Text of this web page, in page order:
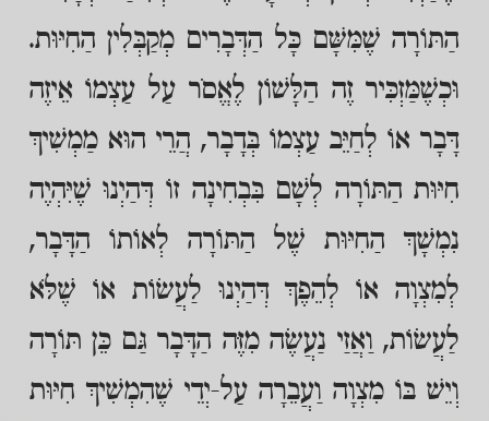
הַתּוֹרָה שֶׁמִּשָּׁם כָּל הַדְּבָרִים מְקַבְּלִין הַחִיּוּת.
וּכְשֶׁמַּזְכִּיר זֶה הַלָּשׁוֹן לֶאֱסֹר עַל עַצְמוֹ אֵיזֶה
דָּבָר אוֹ לְחַיֵּב עַצְמוֹ בְּדָבָר, הֲרֵי הוּא מַמְשִׁיךְ
חִיּוּת הַתּוֹרָה לְשָׁם בִּבְחִינָה זוֹ דְּהַיְנוּ שֶׁיִּהְיֶה
נִמְשָׁךְ הַחִיּוּת שֶׁל הַתּוֹרָה לְאוֹתוֹ הַדָּבָר,
לְמִצְוָה אוֹ לְהֵפֶךְ דְּהַיְנוּ לַעֲשׂוֹת אוֹ שֶׁלֹּא
לַעֲשׂוֹת, וַאֲזַי נַעֲשֶׂה מִזֶּה הַדָּבָר גַּם כֵּן תּוֹרָה
וְיֵשׁ בּוֹ מִצְוָה וַעֲבֵרָה עַל-יְדֵי שֶׁהִמְשִׁיךְ חִיּוּת